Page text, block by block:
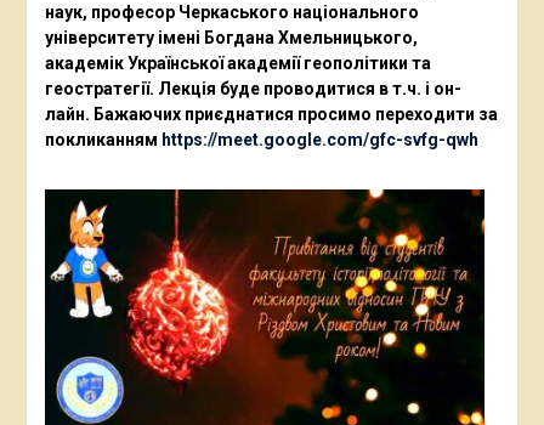
наук, професор Черкаського національного
університету імені Богдана Хмельницького,
академік Української академії геополітики та
геостратегії. Лекція буде проводитися в т.ч. і он-
лайн. Бажаючих приєднатися просимо переходити за
покликанням https://meet.google.com/gfc-svfg-qwh